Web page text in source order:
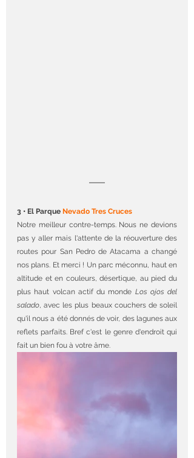
3 • El Parque Nevado Tres Cruces
Notre meilleur contre-temps. Nous ne devions
pas y aller mais l'attente de la réouverture des
routes pour San Pedro de Atacama a changé
nos plans. Et merci ! Un parc méconnu, haut en
altitude et en couleurs, désertique, au pied du
plus haut volcan actif du monde Los ojos del
salado, avec les plus beaux couchers de soleil
qu'il nous a été donnés de voir, des lagunes aux
reflets parfaits. Bref c'est le genre d'endroit qui
fait un bien fou à votre âme.